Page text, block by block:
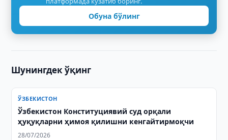
Обуна бўлинг
Шунингдек ўқинг
ЎЗБЕКИСТОН
Ўзбекистон Конституциявий суд орқали
ҳуқуқларни ҳимоя қилишни кенгайтирмоқчи
28/07/2026